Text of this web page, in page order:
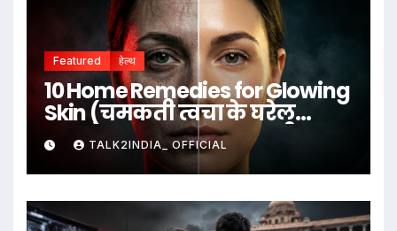
Featured हेल्थ
10 Home Remedies for Glowing
Skin (चमकती त्वचा के घरेलू
उपाय)TALK2INDIA_ OFFICIAL